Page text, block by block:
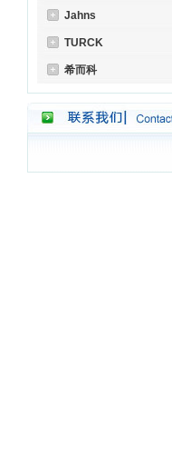
Jahns
TURCK
希而科